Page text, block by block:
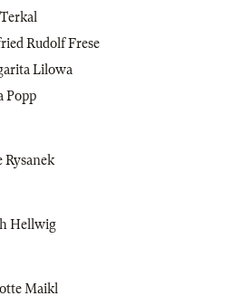
Rudolf Frese
Lilowa
Popp
Rysanek
Hellwig
Maikl